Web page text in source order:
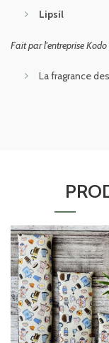
Lipsil
Fait par l'entreprise
La fragrance